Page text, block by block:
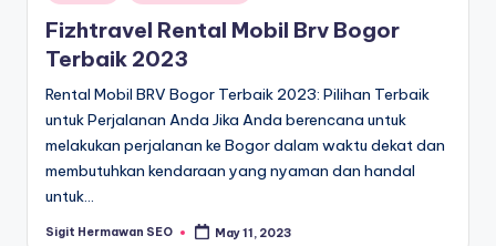
in
Fizhtravel Rental Mobil Brv Bogor
Terbaik 2023
Rental Mobil BRV Bogor Terbaik 2023: Pilihan Terbaik
untuk Perjalanan Anda Jika Anda berencana untuk
melakukan perjalanan ke Bogor dalam waktu dekat dan
membutuhkan kendaraan yang nyaman dan handal
untuk…
Posted
Sigit Hermawan SEO May 11, 2023